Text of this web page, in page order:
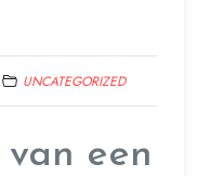
UNCATEGORIZED
een